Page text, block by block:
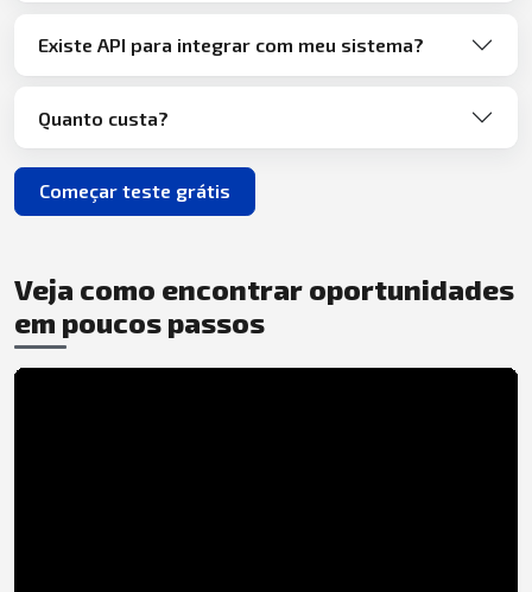
Existe API para integrar com meu sistema?
Quanto custa?
Começar teste grátis
Veja como encontrar oportunidades
em poucos passos